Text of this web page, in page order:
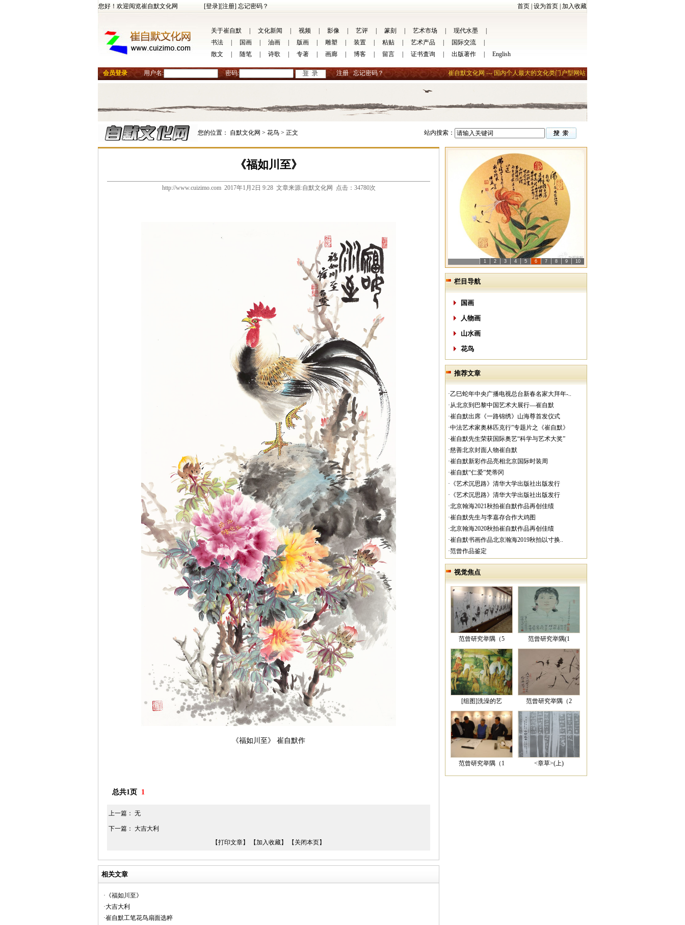
您好！欢迎阅览崔自默文化网 [登录][注册] 忘记密码？ 首页 设为首页 加入收藏
关于崔自默 文化新闻 视频 影像 艺评 篆刻 艺术市场 现代水墨
书法
国画 油画 版画 雕塑 装置 粘贴 艺术产品 国际交流
散文
随笔 诗歌 专著 画廊 博客 留言 证书査询 出版著作 English
会员登录 用户名: 密码: 注册 忘记密码？ 崔自默文化网 --- 国内个人最大的文化类门户型网站
您的位置： 自默文化网 > 花鸟 > 正文 站内搜索：
《福如川至》
http://www.cuizimo.com 2017年1月2日 9:28 文章来源:自默文化网 点击：34780次
《福如川至》 崔自默作
总共1页 1
上一篇： 无
下一篇： 大吉大利
【打印文章】
【加入收藏】 【关闭本页】
相关文章
·《福如川至》
·大吉大利
·崔自默工笔花鸟扇面选粹
1 2 3 4 5 6 7 8 9 10
栏目导航
国画
人物画
山水画
花鸟
推荐文章
·乙巳蛇年中央广播电视总台新春名家大拜年-..
·从北京到巴黎中国艺术大展行—崔自默
·崔自默出席《一路锦绣》山海尊首发仪式
·中法艺术家奥林匹克行”专题片之《崔自默》
·崔自默先生荣获国际奥艺“科学与艺术大奖”
·慈善北京封面人物崔自默
·崔自默新彩作品亮相北京国际时装周
·崔自默“仁爱”梵蒂冈
·《艺术沉思路》清华大学出版社出版发行
·《艺术沉思路》清华大学出版社出版发行
·北京翰海2021秋拍崔自默作品再创佳绩
·崔自默先生与李嘉存合作大鸡图
·北京翰海2020秋拍崔自默作品再创佳绩
·崔自默书画作品北京瀚海2019秋拍以寸换..
·范曾作品鉴定
视觉焦点
范曾研究举隅（5 范曾研究举隅(1
[组图]洗澡的艺 范曾研究举隅（2
范曾研究举隅（1 <章草>(上)